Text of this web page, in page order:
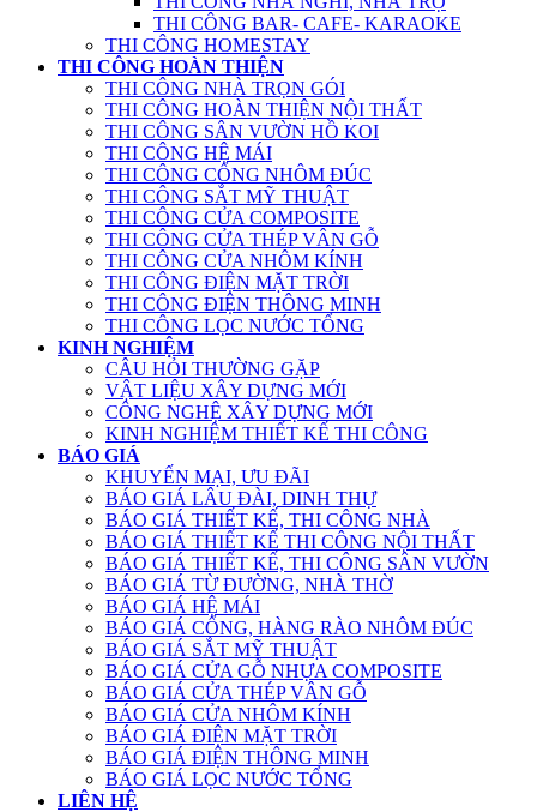
THI CÔNG BAR- CAFE- KARAOKE
THI CÔNG HOMESTAY
THI CÔNG HOÀN THIỆN
THI CÔNG NHÀ TRỌN GÓI
THI CÔNG HOÀN THIỆN NỘI THẤT
THI CÔNG SÂN VƯỜN HỒ KOI
THI CÔNG HỆ MÁI
THI CÔNG CỔNG NHÔM ĐÚC
THI CÔNG SẮT MỸ THUẬT
THI CÔNG CỬA COMPOSITE
THI CÔNG CỬA THÉP VÂN GỖ
THI CÔNG CỬA NHÔM KÍNH
THI CÔNG ĐIỆN MẶT TRỜI
THI CÔNG ĐIỆN THÔNG MINH
THI CÔNG LỌC NƯỚC TỔNG
KINH NGHIỆM
CÂU HỎI THƯỜNG GẶP
VẬT LIỆU XÂY DỰNG MỚI
CÔNG NGHỆ XÂY DỰNG MỚI
KINH NGHIỆM THIẾT KẾ THI CÔNG
BÁO GIÁ
KHUYẾN MẠI, ƯU ĐÃI
BÁO GIÁ LÂU ĐÀI, DINH THỰ
BÁO GIÁ THIẾT KẾ, THI CÔNG NHÀ
BÁO GIÁ THIẾT KẾ THI CÔNG NỘI THẤT
BÁO GIÁ THIẾT KẾ, THI CÔNG SÂN VƯỜN
BÁO GIÁ TỪ ĐƯỜNG, NHÀ THỜ
BÁO GIÁ HỆ MÁI
BÁO GIÁ CỔNG, HÀNG RÀO NHÔM ĐÚC
BÁO GIÁ SẮT MỸ THUẬT
BÁO GIÁ CỬA GỖ NHỰA COMPOSITE
BÁO GIÁ CỬA THÉP VÂN GỖ
BÁO GIÁ CỬA NHÔM KÍNH
BÁO GIÁ ĐIỆN MẶT TRỜI
BÁO GIÁ ĐIỆN THÔNG MINH
BÁO GIÁ LỌC NƯỚC TỔNG
LIÊN HỆ